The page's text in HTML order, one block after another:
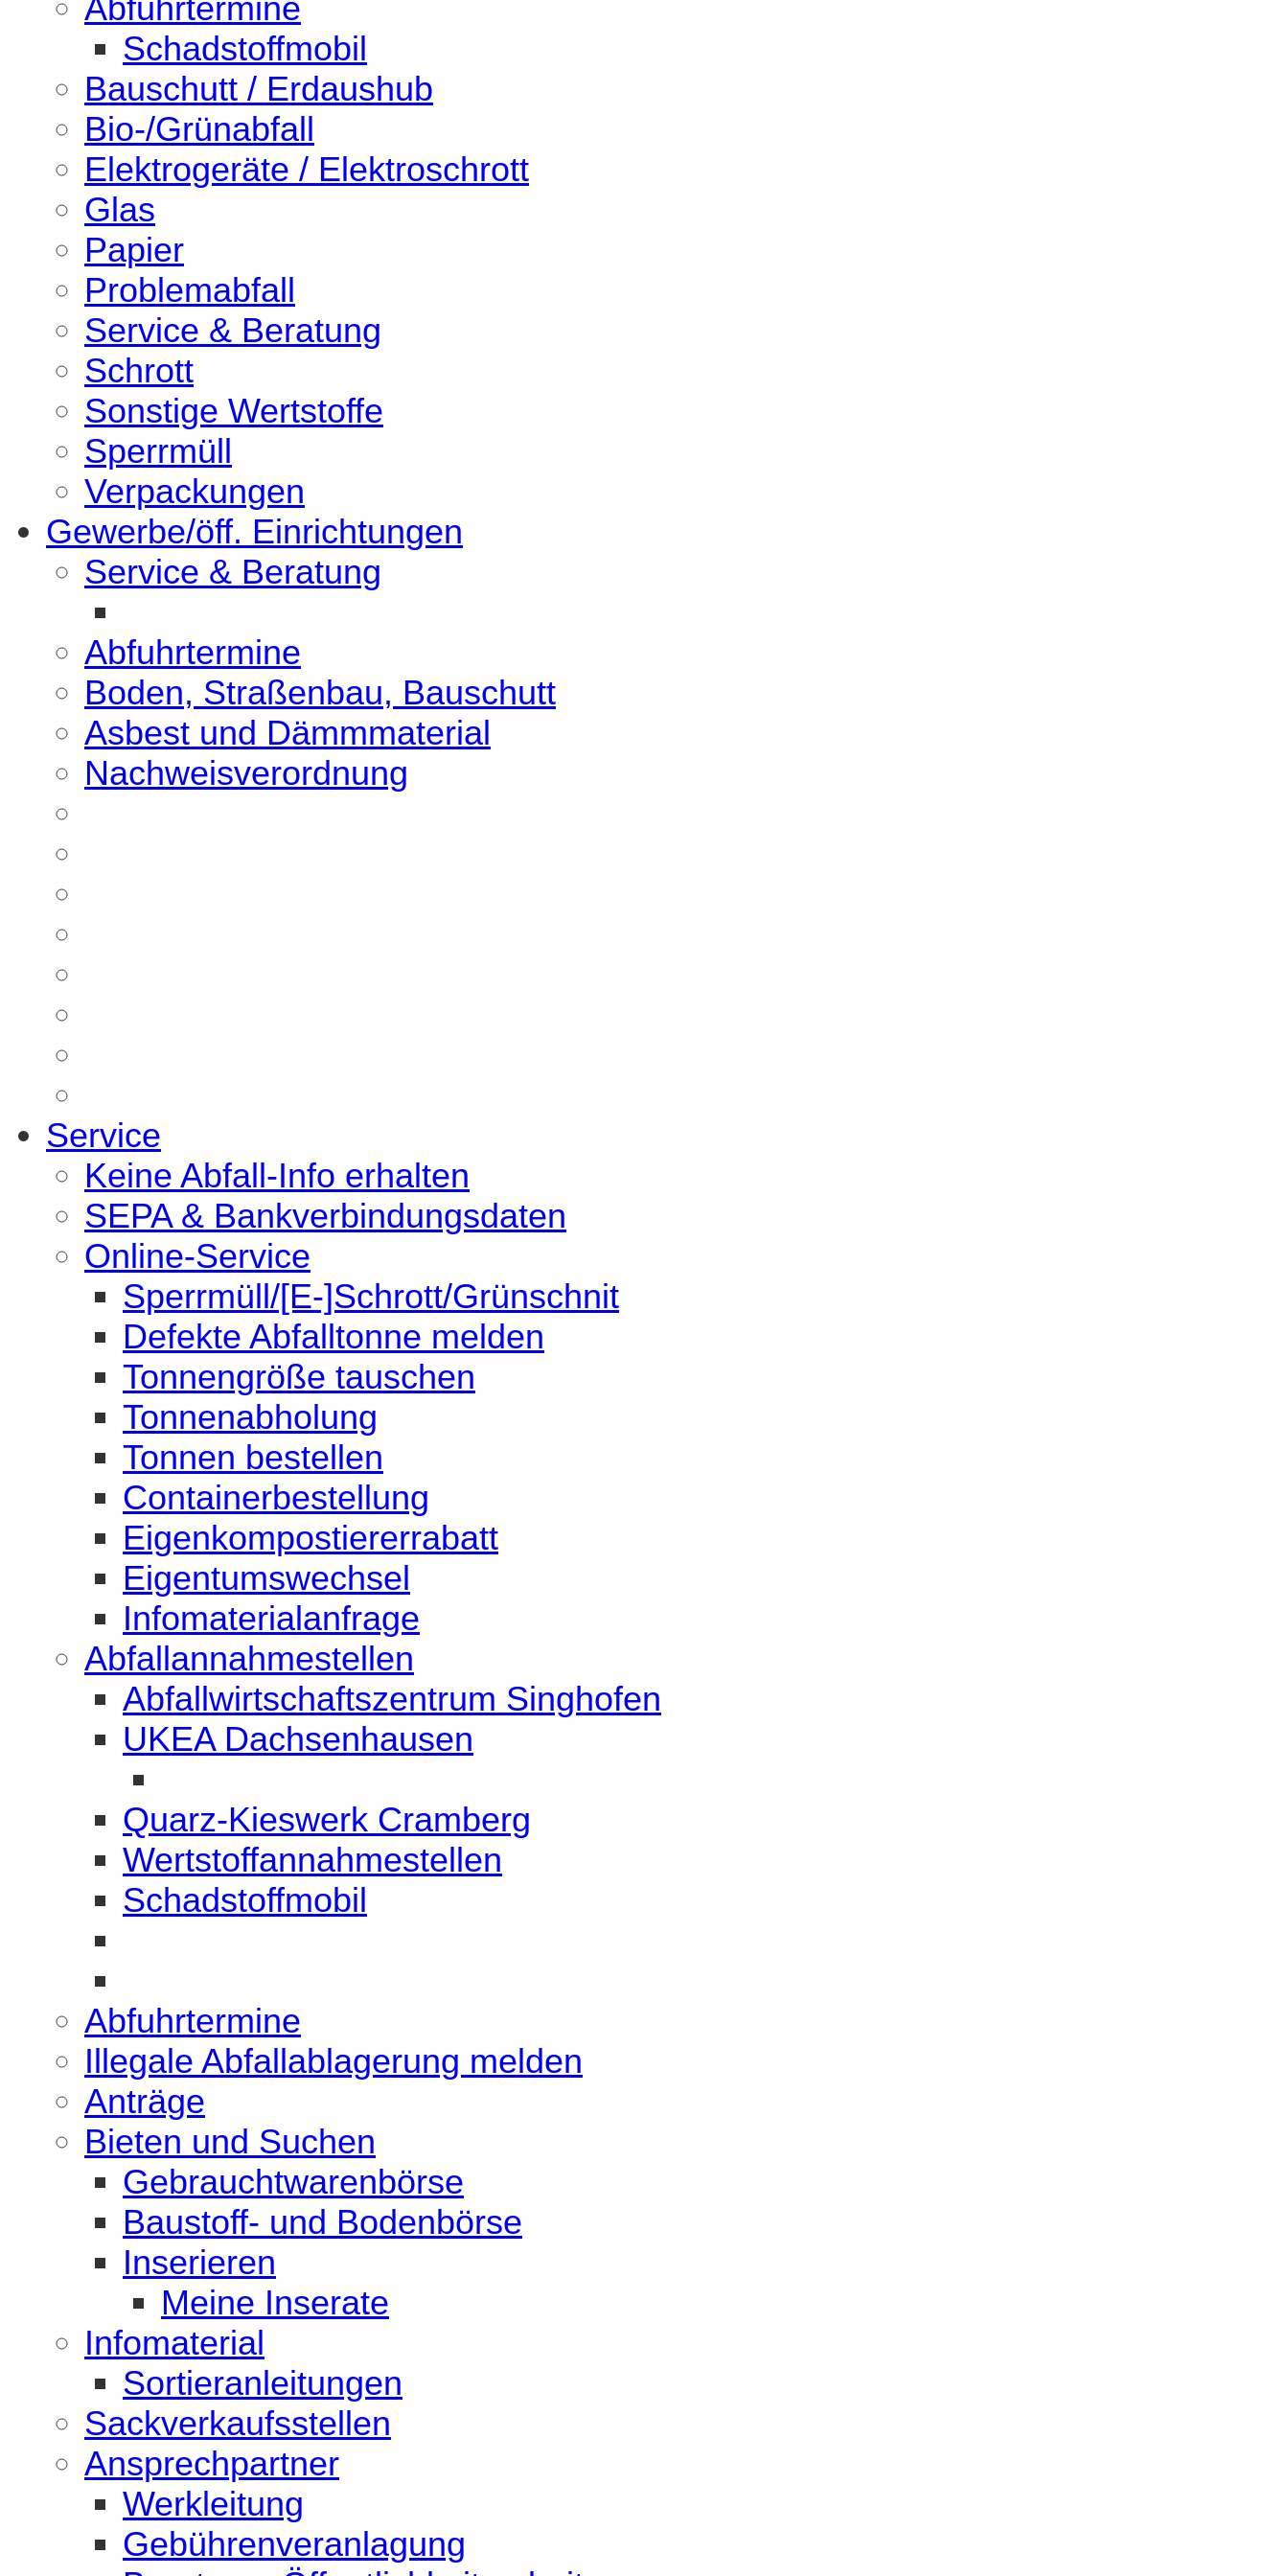
Abfuhrtermine
Schadstoffmobil
Bauschutt / Erdaushub
Bio-/Grünabfall
Elektrogeräte / Elektroschrott
Glas
Papier
Problemabfall
Service & Beratung
Schrott
Sonstige Wertstoffe
Sperrmüll
Verpackungen
Gewerbe/öff. Einrichtungen
Service & Beratung
Abfuhrtermine
Boden, Straßenbau, Bauschutt
Asbest und Dämmmaterial
Nachweisverordnung
Service
Keine Abfall-Info erhalten
SEPA & Bankverbindungsdaten
Online-Service
Sperrmüll/[E-]Schrott/Grünschnit
Defekte Abfalltonne melden
Tonnengröße tauschen
Tonnenabholung
Tonnen bestellen
Containerbestellung
Eigenkompostiererrabatt
Eigentumswechsel
Infomaterialanfrage
Abfallannahmestellen
Abfallwirtschaftszentrum Singhofen
UKEA Dachsenhausen
Quarz-Kieswerk Cramberg
Wertstoffannahmestellen
Schadstoffmobil
Abfuhrtermine
Illegale Abfallablagerung melden
Anträge
Bieten und Suchen
Gebrauchtwarenbörse
Baustoff- und Bodenbörse
Inserieren
Meine Inserate
Infomaterial
Sortieranleitungen
Sackverkaufsstellen
Ansprechpartner
Werkleitung
Gebührenveranlagung